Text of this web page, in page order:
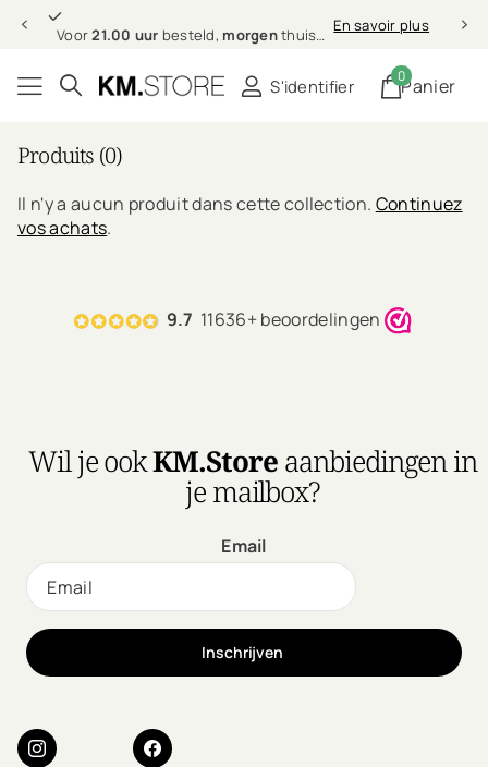
morgenthuis (in NL & BE)
morgen
Professionelehaarverzorging
S'identifier Panier
0
Produits (0)
Il n'y a aucun produit dans cette collection. Continuez
vos achats.
9.7 11636+ beoordelingen
Wil je ookKM.Storeaanbiedingen in
je mailbox?
Email
Inschrijven